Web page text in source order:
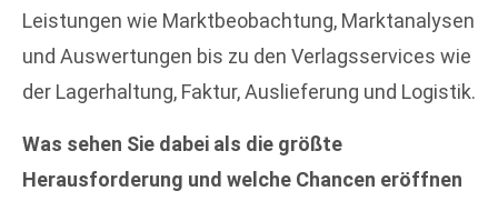
Leistungen wie Marktbeobachtung, Marktanalysen
und Auswertungen bis zu den Verlagsservices wie
der Lagerhaltung, Faktur, Auslieferung und Logistik.
Was sehen Sie dabei als die größte
Herausforderung und welche Chancen eröffnen